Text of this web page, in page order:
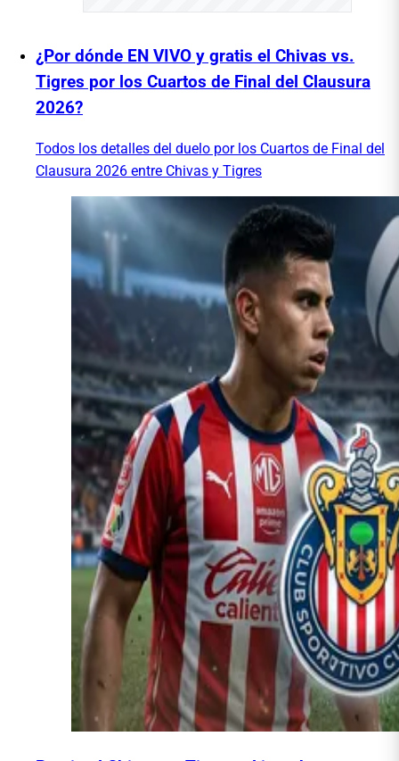
¿Por dónde EN VIVO y gratis el Chivas vs.
Tigres por los Cuartos de Final del Clausura
2026?
Todos los detalles del duelo por los Cuartos de Final del
Clausura 2026 entre Chivas y Tigres